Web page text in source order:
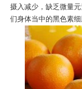
摄入减少，缺乏微量
们身体当中的黑色素